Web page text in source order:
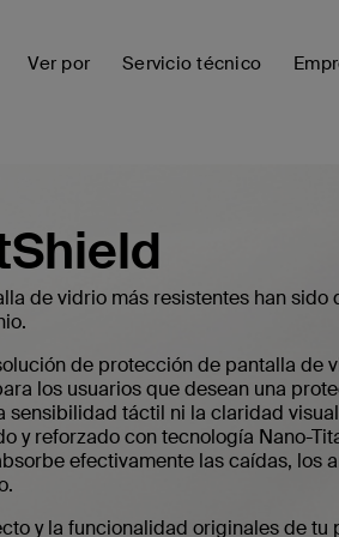
Ver por Servicio técnico
de vidrio más resistentes han sido
de protección de pantalla de
los usuarios que desean una
sensibilidad táctil ni la claridad
y reforzado con tecnología Nano-
efectivamente las caídas, los
y la funcionalidad originales de tu